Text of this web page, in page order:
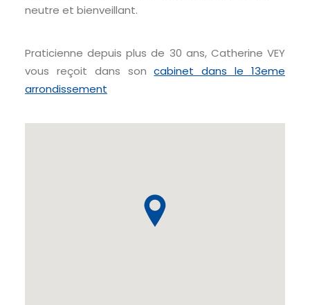
neutre et bienveillant.
Praticienne depuis plus de 30 ans, Catherine VEY
vous reçoit dans soncabinet dans le 13eme
arrondissement